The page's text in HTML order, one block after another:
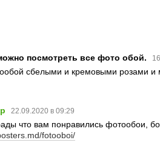
посмотреть все фото обой.
сбелыми и кремовыми розами и
22.09.2020 в 09:29
что вам понравились фотообои,
fotooboi/